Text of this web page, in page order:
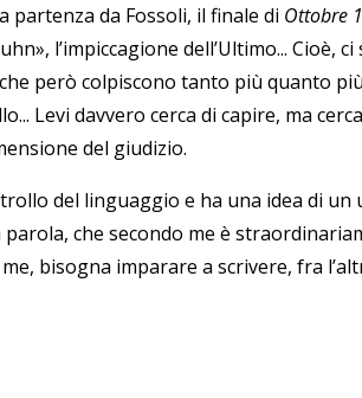
partenza da Fossoli, il finale di Ottobre
l’impiccagione dell’Ultimo... Cioè,
però colpiscono tanto più quanto
Levi davvero cerca di capire, ma
del giudizio.
del linguaggio e ha una idea di un
che secondo me è
bisogna imparare a scrivere, fra